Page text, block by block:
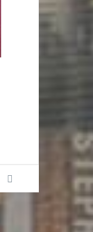
DETAILS